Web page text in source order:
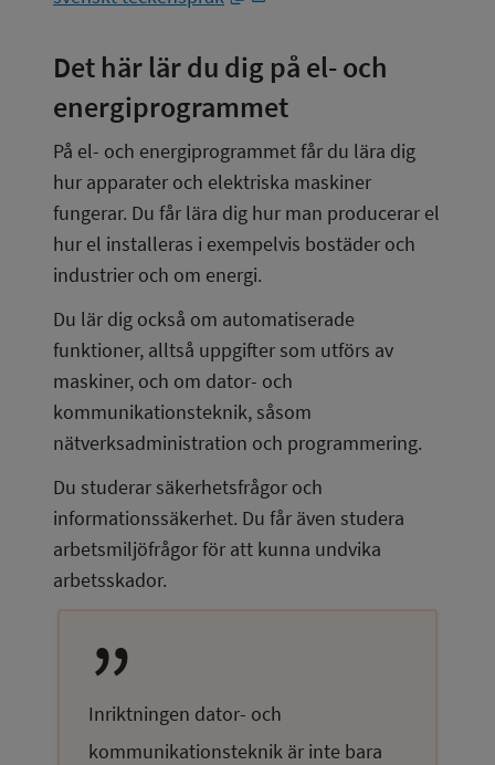
Det här lär du dig på el- och
energiprogrammet
På el- och energiprogrammet får du lära dig
hur apparater och elektriska maskiner
fungerar. Du får lära dig hur man producerar el
hur el installeras i exempelvis bostäder och
industrier och om energi.
Du lär dig också om automatiserade
funktioner, alltså uppgifter som utförs av
maskiner, och om dator- och
kommunikationsteknik, såsom
nätverksadministration och programmering.
Du studerar säkerhetsfrågor och
informationssäkerhet. Du får även studera
arbetsmiljöfrågor för att kunna undvika
arbetsskador.
Inriktningen dator- och
kommunikationsteknik är inte bara